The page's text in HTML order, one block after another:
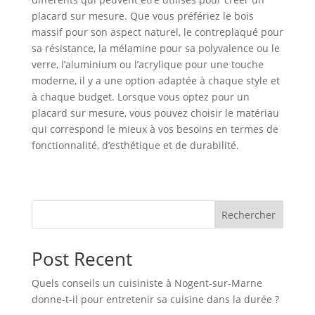
placard sur mesure. Que vous préfériez le bois
massif pour son aspect naturel, le contreplaqué pour
sa résistance, la mélamine pour sa polyvalence ou le
verre, l’aluminium ou l’acrylique pour une touche
moderne, il y a une option adaptée à chaque style et
à chaque budget. Lorsque vous optez pour un
placard sur mesure, vous pouvez choisir le matériau
qui correspond le mieux à vos besoins en termes de
fonctionnalité, d’esthétique et de durabilité.
Rechercher
Post Recent
Quels conseils un cuisiniste à Nogent-sur-Marne
donne-t-il pour entretenir sa cuisine dans la durée ?